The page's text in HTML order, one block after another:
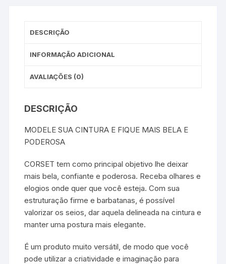
DESCRIÇÃO
INFORMAÇÃO ADICIONAL
AVALIAÇÕES (0)
DESCRIÇÃO
MODELE SUA CINTURA E FIQUE MAIS BELA E
PODEROSA
CORSET tem como principal objetivo lhe deixar
mais bela, confiante e poderosa. Receba olhares e
elogios onde quer que você esteja. Com sua
estruturação firme e barbatanas, é possível
valorizar os seios, dar aquela delineada na cintura e
manter uma postura mais elegante.
É um produto muito versátil, de modo que você
pode utilizar a criatividade e imaginação para